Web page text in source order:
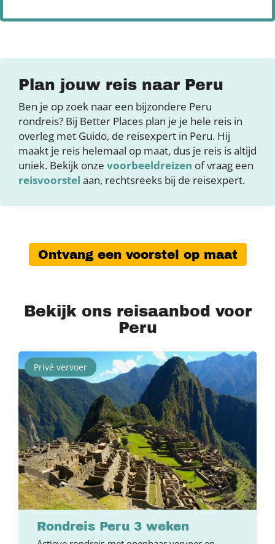
Plan jouw reis naar Peru
Ben je op zoek naar een bijzondere Peru
rondreis? Bij Better Places plan je je hele reis in
overleg met Guido, de reisexpert in Peru. Hij
maakt je reis helemaal op maat, dus je reis is altijd
uniek. Bekijk onze voorbeeldreizen of vraag een
reisvoorstel aan, rechtsreeks bij de reisexpert.
Ontvang een voorstel op maat
Bekijk ons reisaanbod voor
Peru
Privé vervoer
Rondreis Peru 3 weken